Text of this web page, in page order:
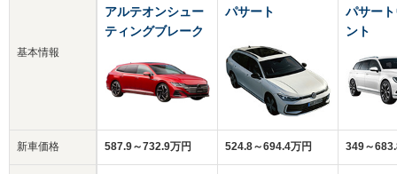
基本情報
新車価格
アルテオンシュー
ティングブレーク
587.9～732.9万円
パサート
524.8～694.4万円
パサー
ント
349～